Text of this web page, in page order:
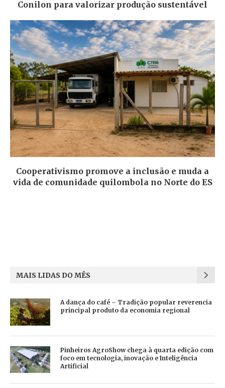
Conilon para valorizar produção sustentável
Cooperativismo promove a inclusão e muda a
vida de comunidade quilombola no Norte do ES
MAIS LIDAS DO MÊS
A dança do café – Tradição popular reverencia
principal produto da economia regional
Pinheiros AgroShow chega à quarta edição com
foco em tecnologia, inovação e Inteligência
Artificial